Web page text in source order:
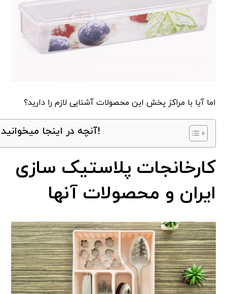
اما آیا با مراکز پخش این محصولات آشنایی لازم را دارید؟
آنچه در اینجا میخوانید!
کارخانجات پلاستیک سازی
ایران و محصولات آنها